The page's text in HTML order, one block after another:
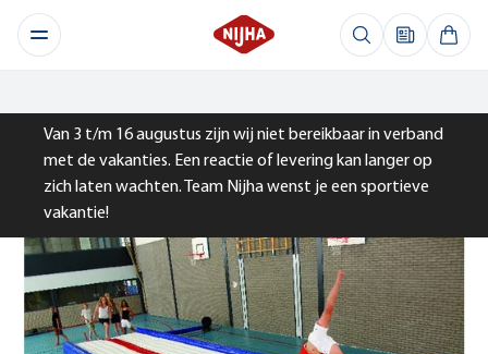
Van 3 t/m 16 augustus zijn wij niet bereikbaar in verband
met de vakanties. Een reactie of levering kan langer op
zich laten wachten. Team Nijha wenst je een sportieve
vakantie!